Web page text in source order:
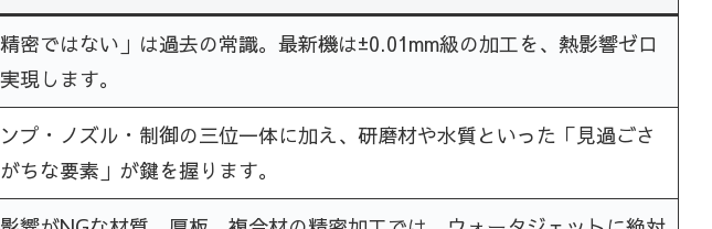
精密ではない」は過去の常識。最新機は±0.01mm級の加工を、熱影響ゼロ
現します。
プ・ノズル・制御の三位一体に加え、研磨材や水質といった「見過ごさ
ちな要素」が鍵を握ります。